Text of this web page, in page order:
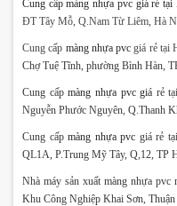
Cung cấp màng nhựa pvc giá rẻ
ĐT Tây Mỗ, Q.Nam Từ Liêm, Hà
Cung cấp màng nhựa pvcgiá rẻ tại
Chợ Tuệ Tĩnh, phường Bình Hàn,
Cung cấpmàng nhựa pvcgiá rẻ
Nguyễn Phước Nguyên, Q.Thanh
Cung cấp màng nhựa pvc giá rẻ
QL1A, P.Trung Mỹ Tây, Q,12, TP
Nhà máy sản xuất màng nhựa
Khu Công Nghiệp Khai Sơn,